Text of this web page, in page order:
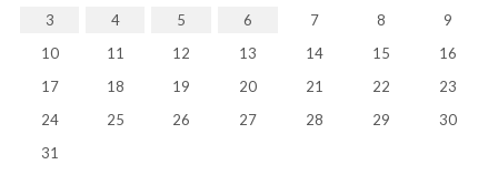
3 4 5 6 7 8
9
10
11 12 13 14 15
16
17
18 19 20 21 22
23
24
25 26 27 28 29
30
31